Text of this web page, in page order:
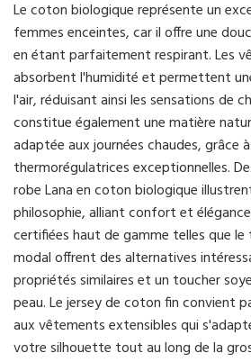
Le coton biologique représente un
femmes enceintes, car il offre une
en étant parfaitement respirant. Les
absorbent l'humidité et permettent
l'air, réduisant ainsi les sensations de
constitue également une matière
adaptée aux journées chaudes, grâce
thermorégulatrices exceptionnelles.
robe Lana en coton biologique
philosophie, alliant confort et
certifiées haut de gamme telles que
modal offrent des alternatives
propriétés similaires et un toucher
peau. Le jersey de coton fin convient
aux vêtements extensibles qui
votre silhouette tout au long de la